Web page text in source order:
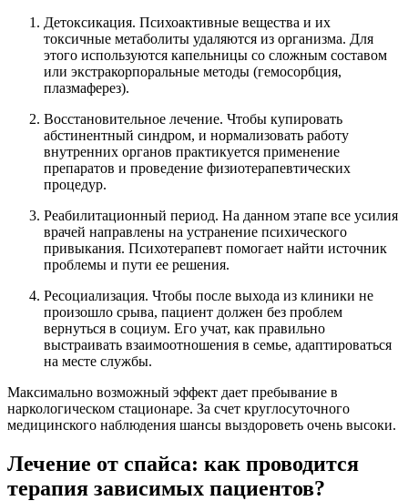
Детоксикация. Психоактивные вещества и их
токсичные метаболиты удаляются из организма. Для
этого используются капельницы со сложным составом
или экстракорпоральные методы (гемосорбция,
плазмаферез).
Восстановительное лечение. Чтобы купировать
абстинентный синдром, и нормализовать работу
внутренних органов практикуется применение
препаратов и проведение физиотерапевтических
процедур.
Реабилитационный период. На данном этапе все усилия
врачей направлены на устранение психического
привыкания. Психотерапевт помогает найти источник
проблемы и пути ее решения.
Ресоциализация. Чтобы после выхода из клиники не
произошло срыва, пациент должен без проблем
вернуться в социум. Его учат, как правильно
выстраивать взаимоотношения в семье, адаптироваться
на месте службы.
Максимально возможный эффект дает пребывание в
наркологическом стационаре. За счет круглосуточного
медицинского наблюдения шансы выздороветь очень высоки.
Лечение от спайса: как проводится
терапия зависимых пациентов?